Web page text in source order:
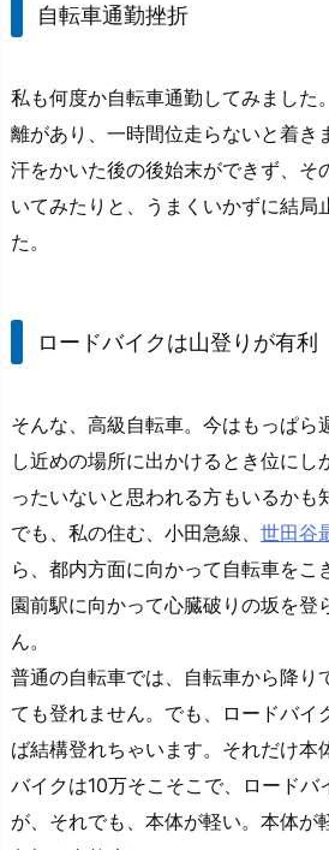
自転車通勤挫折
私も何度か自転車通勤してみました
離があり、一時間位走らないと着き
汗をかいた後の後始末ができず、そ
いてみたりと、うまくいかずに結局
た。
ロードバイクは山登りが有利
そんな、高級自転車。今はもっぱら
し近めの場所に出かけるとき位にし
ったいないと思われる方もいるかも
でも、私の住む、小田急線、 世田谷
ら、都内方面に向かって自転車をこ
園前駅に向かって心臓破りの坂を登
ん。
普通の自転車では、自転車から降り
ても登れません。でも、ロードバイ
ば結構登れちゃいます。それだけ本
バイクは10万そこそこで、ロードバ
が、それでも、本体が軽い。本体が